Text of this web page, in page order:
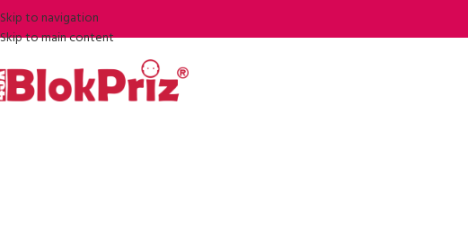
Skip to navigation
Skip to main content